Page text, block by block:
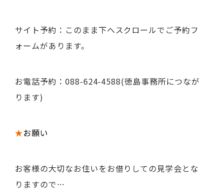
サイト予約：このまま下へスクロールでご予約フ
ォームがあります。
お電話予約：088-624-4588(徳島事務所につなが
ります)
★お願い
お客様の大切なお住いをお借りしての見学会とな
りますので…